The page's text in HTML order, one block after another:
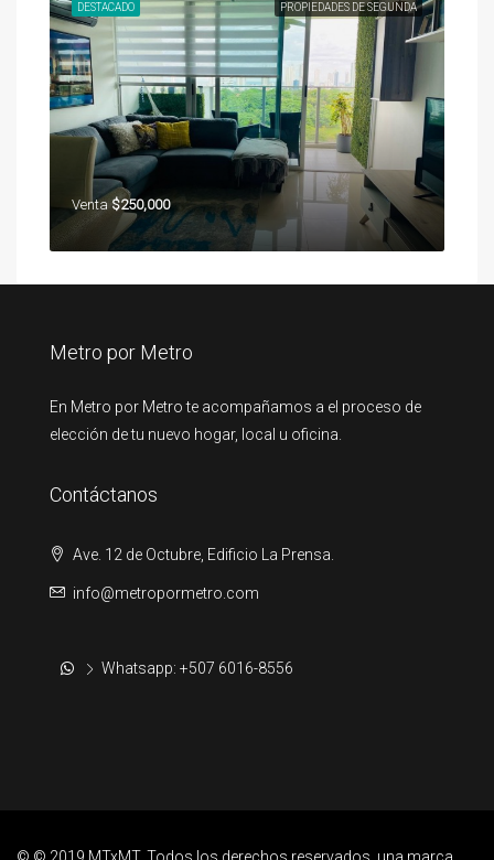
PROPIEDADES DE SEGUNDA
DESTACADO
Venta$250,000
Metro por Metro
En Metro por Metro te acompañamos a el proceso de
elección de tu nuevo hogar, local u oficina.
Contáctanos
Ave. 12 de Octubre, Edificio La Prensa.
info@metropormetro.com
Whatsapp: +507 6016-8556